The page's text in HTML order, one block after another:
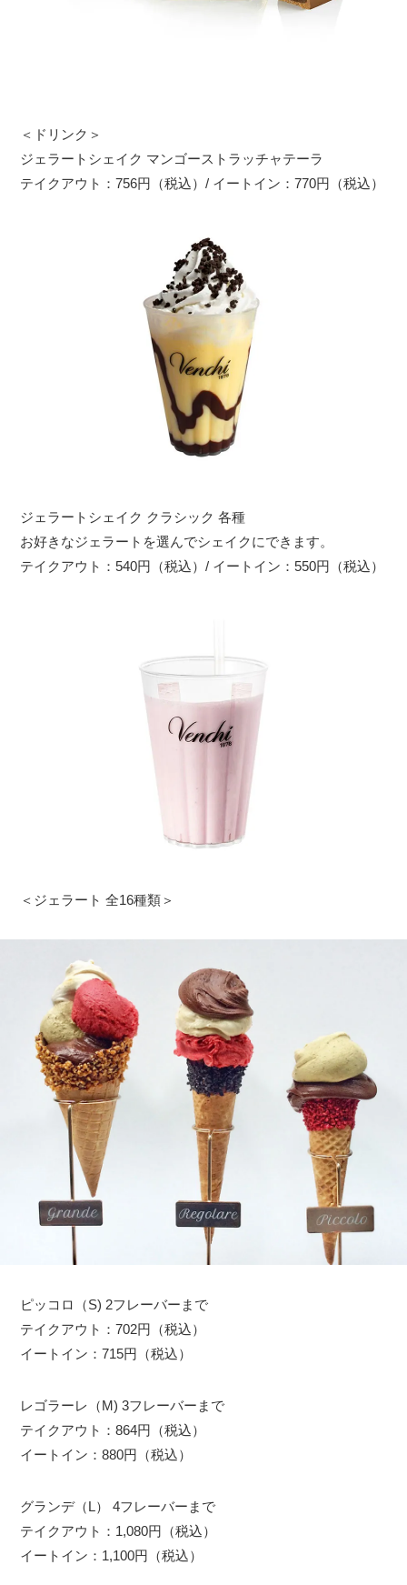
＜ドリンク＞
ジェラートシェイク マンゴーストラッチャテーラ
テイクアウト：756円（税込）/ イートイン：770円（税込）
ジェラートシェイク クラシック 各種
お好きなジェラートを選んでシェイクにできます。
テイクアウト：540円（税込）/ イートイン：550円（税込）
＜ジェラート 全16種類＞
ピッコロ（S) 2フレーバーまで
テイクアウト：702円（税込）
イートイン：715円（税込）
レゴラーレ（M) 3フレーバーまで
テイクアウト：864円（税込）
イートイン：880円（税込）
グランデ（L） 4フレーバーまで
テイクアウト：1,080円（税込）
イートイン：1,100円（税込）